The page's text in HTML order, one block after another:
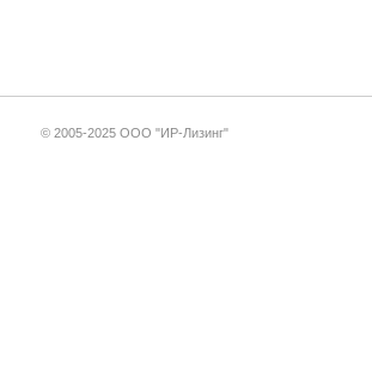
© 2005-2025 ООО "ИР-Лизинг"